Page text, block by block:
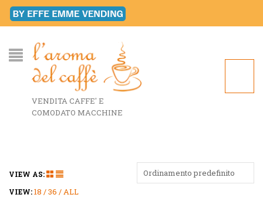
VENDITA CAFFE' E
COMODATO MACCHINE
Ordinamento predefinito
VIEW AS:
VIEW:18 36 ALL